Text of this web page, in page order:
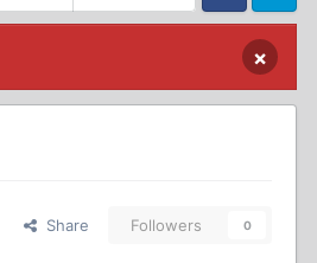
FacebookTwitter
×
Share Followers 0